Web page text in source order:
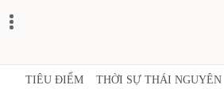
TIÊU ĐIỂM THỜI SỰ THÁI NGUYÊN